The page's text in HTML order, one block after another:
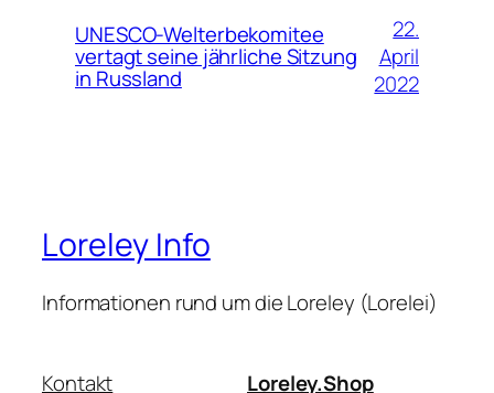
UNESCO-Welterbekomitee
vertagt seine jährliche Sitzung
in Russland
22.
April
2022
Loreley Info
Informationen rund um die Loreley (Lorelei)
Kontakt Loreley.Shop